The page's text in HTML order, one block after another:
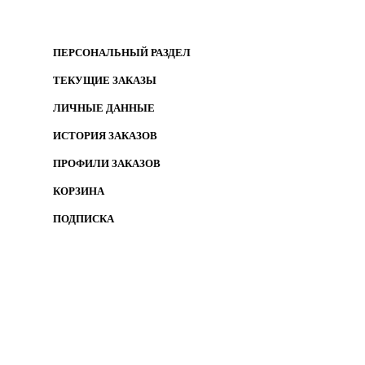
ПЕРСОНАЛЬНЫЙ РАЗДЕЛ
ТЕКУЩИЕ ЗАКАЗЫ
ЛИЧНЫЕ ДАННЫЕ
ИСТОРИЯ ЗАКАЗОВ
ПРОФИЛИ ЗАКАЗОВ
КОРЗИНА
ПОДПИСКА